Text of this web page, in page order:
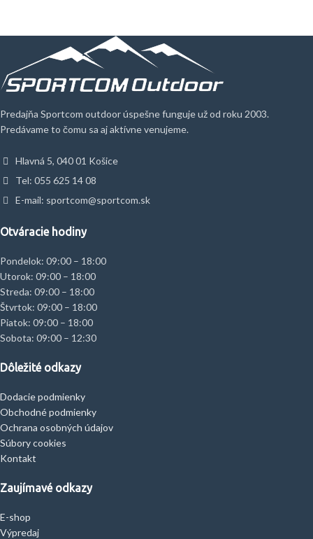
Predajňa Sportcom outdoor úspešne funguje už od roku 2003.
Predávame to čomu sa aj aktívne venujeme.
Hlavná 5, 040 01 Košice
Tel: 055 625 14 08
E-mail: sportcom@sportcom.sk
Otváracie hodiny
Pondelok: 09:00 – 18:00
Utorok: 09:00 – 18:00
Streda: 09:00 – 18:00
Štvrtok: 09:00 – 18:00
Piatok: 09:00 – 18:00
Sobota: 09:00 – 12:30
Dôležité odkazy
Dodacie podmienky
Obchodné podmienky
Ochrana osobných údajov
Súbory cookies
Kontakt
Zaujímavé odkazy
E-shop
Výpredaj